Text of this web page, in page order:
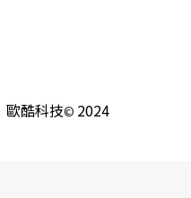
歐酷科技© 2024